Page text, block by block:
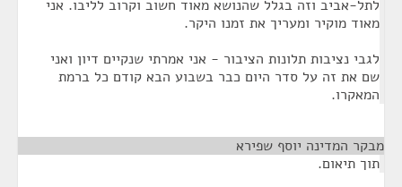
לתל-אביב וזה בגלל שהנושא מאוד חשוב וקרוב לליבו. אני
מאוד מוקיר ומעריך את זמנו היקר.
לגבי נציבות תלונות הציבור - אני אמרתי שנקיים דיון ואני
שם את זה על סדר היום כבר בשבוע הבא קודם כל ברמת
המאקרו.
מבקר המדינה יוסף שפירא
תוך תיאום.